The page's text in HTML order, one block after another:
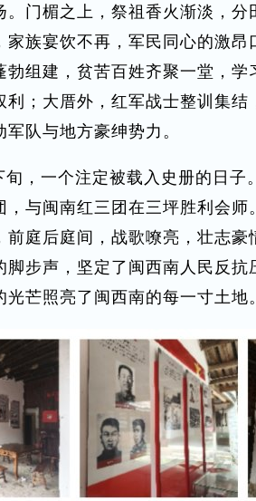
。门楣之上，祭祖香火渐淡，分
家族宴饮不再，军民同心的激昂
勃组建，贫苦百姓齐聚一堂，学
利；大厝外，红军战士整训集结
队与地方豪绅势力。
，一个注定被载入史册的日子
，与闽南红三团在三坪胜利会师
前庭后庭间，战歌嘹亮，壮志豪
脚步声，坚定了闽西南人民反抗
芒照亮了闽西南的每一寸土地。